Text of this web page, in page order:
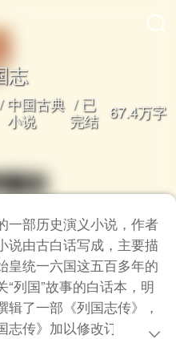
志
/中国古典
小说
/ 已
完结 67.4万字
一部历史演义小说，作者
说由古白话写成，主要描
皇统一六国这五百多年的
列国”故事的白话本，明
了一部《列国志传》，
志传》加以修改订正，润